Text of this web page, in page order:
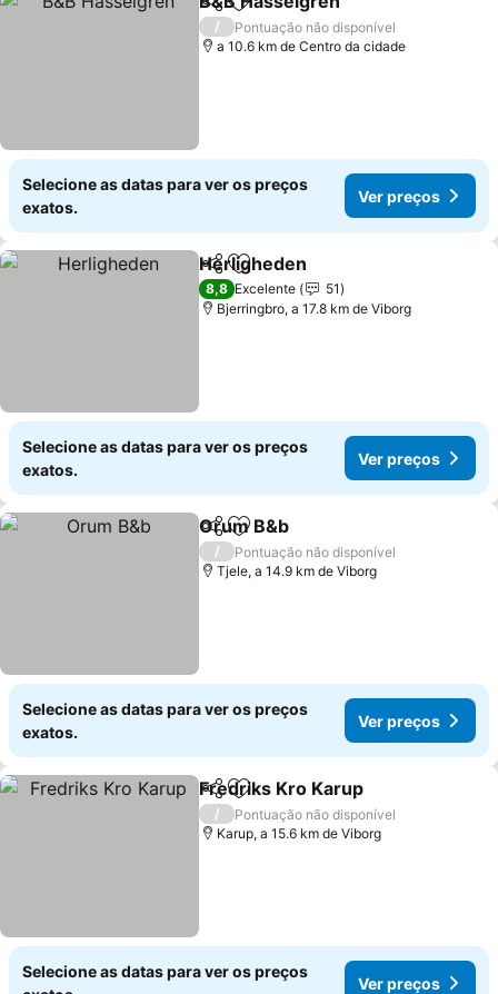
PartilharAdicionar aos favoritos
/
Pontuação não disponível
a 10.6 km de Centro da cidade
Selecione as datas para ver os preços
exatos.
Ver preços
PartilharAdicionar aos favoritos
Herligheden
8,8 Excelente
51
Bjerringbro, a 17.8 km de Viborg
Selecione as datas para ver os preços
exatos.
Ver preços
PartilharAdicionar aos favoritos
Orum B&b
/
Pontuação não disponível
Tjele, a 14.9 km de Viborg
Selecione as datas para ver os preços
exatos.
Ver preços
PartilharAdicionar aos favoritos
Fredriks Kro Karup
/
Pontuação não disponível
Karup, a 15.6 km de Viborg
Selecione as datas para ver os preços
Ver preços